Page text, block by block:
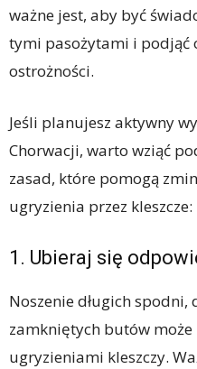
ważne jest, aby być
tymi pasożytami i podjąć
ostrożności.
Jeśli planujesz aktywny
Chorwacji, warto wziąć
zasad, które pomogą
ugryzienia przez kleszcze:
1. Ubieraj się
Noszenie długich spodni,
zamkniętych butów
ugryzieniami kleszczy.